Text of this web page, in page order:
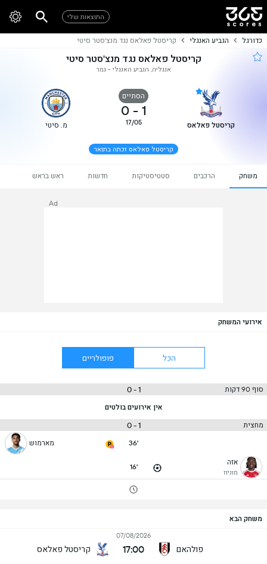
התוצאות שלי
כדורגל הגביע האנגלי קריסטל פאלאס נגד מנצ'סטר סיטי
קריסטל פאלאס נגד מנצ'סטר סיטי
אנגליה, הגביע האנגלי - גמר
קריסטל פאלאס
הסתיים
1
-
0
17/05 מ. סיטי
קריסטל פאלאס זכתה בתואר
משחק הרכבים סטטיסטיקות חדשות ראש בראש
Ad
אירועי המשחק
הכל פופולריים
סוף 90 דקות 1 - 0
אין אירועים בולטים
מחצית 1 - 0
36' מארמוש
אזה
מוניוז
16'
משחק הבא
פולהאם
07/08/2026
17:00 קריסטל פאלאס